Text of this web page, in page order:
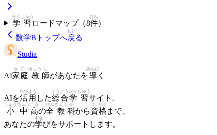
学
がく
習
しゅう
ロードマップ（8件
けん
）
数学B トップへ戻
もど
る
Studia
AI家
か
庭
てい
教
きょう
師
し
があなたを導
みちび
く
AIを活
かつ
用
よう
した総
そう
合
ごう
学
がく
習
しゅう
サイト。
小
しょう
中
ちゅう
高
こう
の全
ぜん
教
きょう
科
か
から資
し
格
かく
まで、
あなたの学
まな
びをサポートします。